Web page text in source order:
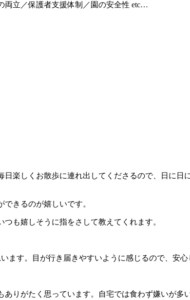
両立／保護者支援体制／園の安全性 etc…
楽しくお散歩に連れ出してくださるので、日に
きるのが嬉しいです。
も嬉しそうに指をさして教えてくれます。
ます。目が行き届きやすいように感じるので、安心
りがたく思っています。自宅では食わず嫌いが